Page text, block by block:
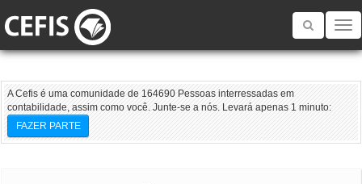
Toggle
A Cefis é uma comunidade de 164690 Pessoas interressadas em
contabilidade, assim como você. Junte-se a nós. Levará apenas 1 minuto:
FAZER PARTE